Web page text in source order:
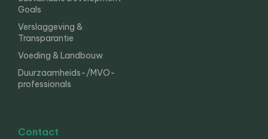
Goals
Verslaggeving &
Transparantie
Voeding & Landbouw
Duurzaamheids-/MVO-
professionals
Contact